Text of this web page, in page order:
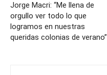
Jorge Macri: “Me llena de
orgullo ver todo lo que
logramos en nuestras
queridas colonias de verano”